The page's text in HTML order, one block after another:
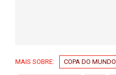
MAIS SOBRE: COPA DO MUNDO